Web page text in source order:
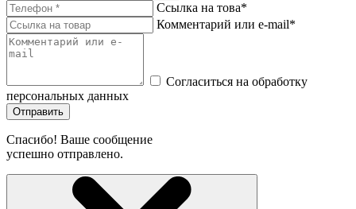
Ссылка на това*
Комментарий или e-mail*
Согласиться на обработку
персональных данных
Отправить
Спасибо! Ваше сообщение
успешно отправлено.